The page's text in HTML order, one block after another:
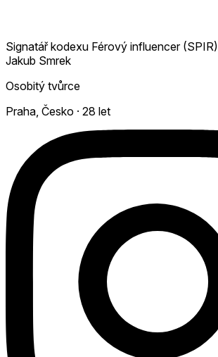
Signatář kodexu Férový influencer (SPIR)
Jakub Smrek
Osobitý tvůrce
Praha, Česko · 28 let